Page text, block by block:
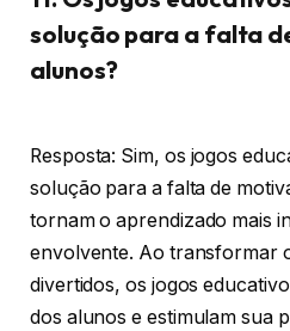
solução para a falta
alunos?
Resposta: Sim, os jogos
solução para a falta de
tornam o aprendizado mais
envolvente. Ao transformar
divertidos, os jogos
dos alunos e estimulam sua